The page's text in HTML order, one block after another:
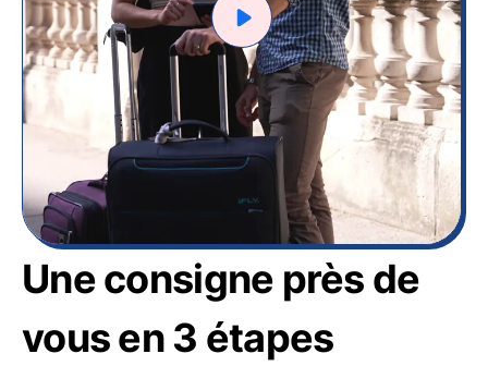
Une consigne près de
vous en 3 étapes